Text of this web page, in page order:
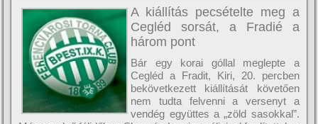
A kiállí­tás pecsételte meg a
Cegléd sorsát, a Fradié a
három pont
Bár egy korai góllal meglepte a
Cegléd a Fradit, Kiri, 20. percben
bekövetkezett kiállí­tását követően
nem tudta felvenni a versenyt a
vendég együttes a „zöld sasokkal”.